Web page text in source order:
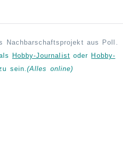
Nachbarschaftsprojekt aus Poll.
Hobby-Journalist oder Hobby-
sein. (Alles online)